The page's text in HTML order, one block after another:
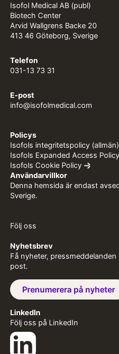
Isofol Medical AB (publ)
Biotech Center
Arvid Wallgrens Backe 20
413 46 Göteborg, Sverige
Telefon
031-13 73 31
E-post
info@isofolmedical.com
Policys
Isofols integritetspolicy (allmän)
Isofols Expanded Access Policy
Isofols Cookie Policy
Användarvillkor
Denna hemsida är endast
Sverige.
Följ oss
Nyhetsbrev
Få nyheter,
post.
Prenumerera på nyheter
LinkedIn
Följ oss på LinkedIn